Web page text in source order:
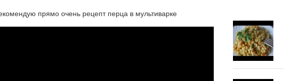
прямо очень рецепт перца в мультиварке